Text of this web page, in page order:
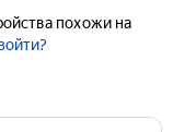
похожи на